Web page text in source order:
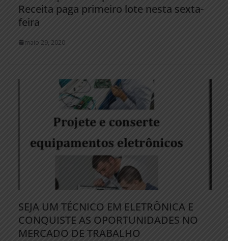
Receita paga primeiro lote nesta sexta-
feira
maio 29, 2020
SEJA UM TÉCNICO EM ELETRÔNICA E
CONQUISTE AS OPORTUNIDADES NO
MERCADO DE TRABALHO